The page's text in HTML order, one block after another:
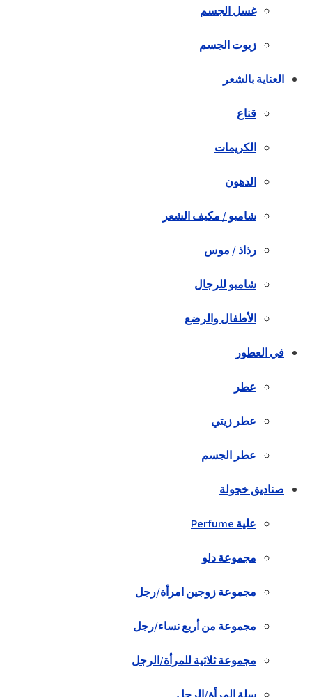
غسل الجسم
زيوت الجسم
العناية بالشعر
قناع
الكريمات
الدهون
شامبو / مكيف الشعر
رذاذ / موس
شامبو للرجال
الأطفال والرضع
في العطور
عطر
عطر زيتي
عطر الجسم
صناديق خجولة
علية Perfume
مجموعة دلو
مجموعة زوجين امرأة/رجل
مجموعة من أربع نساء/رجل
مجموعة ثلاثية للمرأة/الرجل